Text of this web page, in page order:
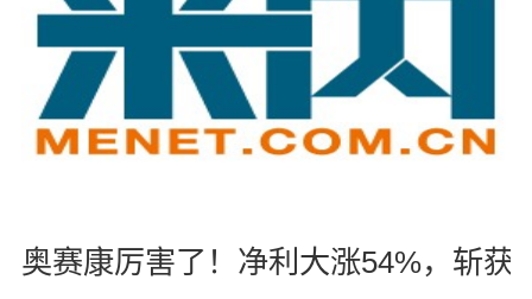
奥赛康厉害了！净利大涨54%，斩获